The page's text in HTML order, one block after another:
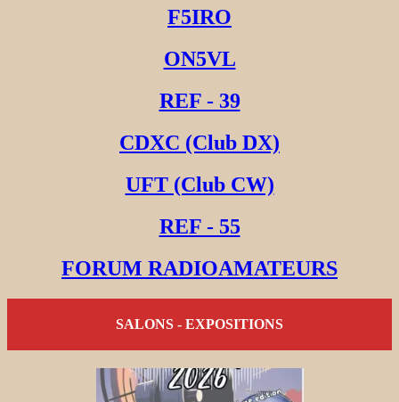
F5IRO
ON5VL
REF - 39
CDXC (Club DX)
UFT (Club CW)
REF - 55
FORUM RADIOAMATEURS
SALONS - EXPOSITIONS